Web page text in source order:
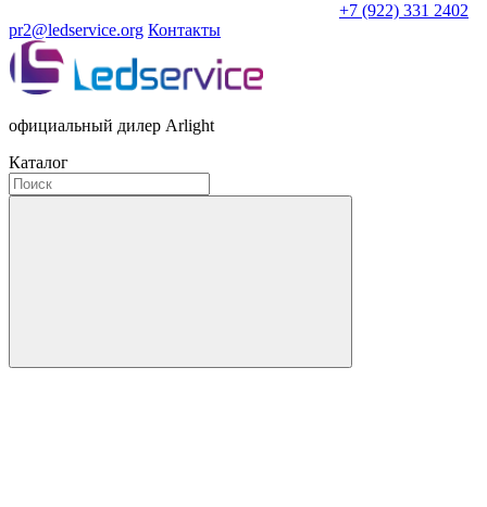
+7 (922) 331 2402
pr2@ledservice.org Контакты
официальный дилер Arlight
Каталог